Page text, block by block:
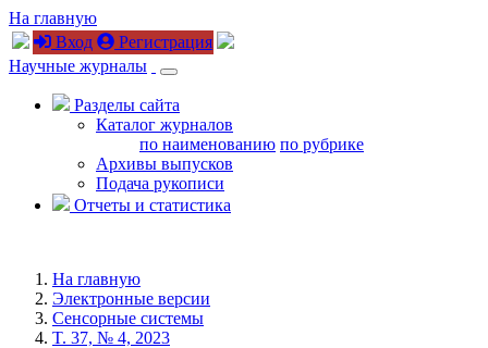
На главную
Вход
Регистрация
Научные журналы
Разделы сайта
Каталог журналов
по наименованию по рубрике
Архивы выпусков
Подача рукописи
Отчеты и статистика
На главную
Электронные версии
Сенсорные системы
T. 37, № 4, 2023